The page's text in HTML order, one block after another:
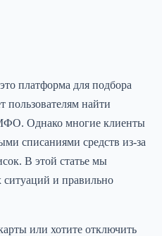
платформа для подбора
пользователям найти
Однако многие клиенты
списаниями средств из-за
В этой статье мы
ситуаций и правильно
или хотите отключить